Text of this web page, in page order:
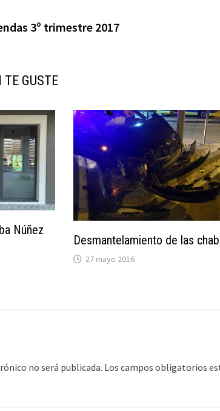
3º trimestre 2017
TE GUSTE
Núñez
Desmantelamiento de las
27 mayo 2016
no será publicada. Los campos obligatorios